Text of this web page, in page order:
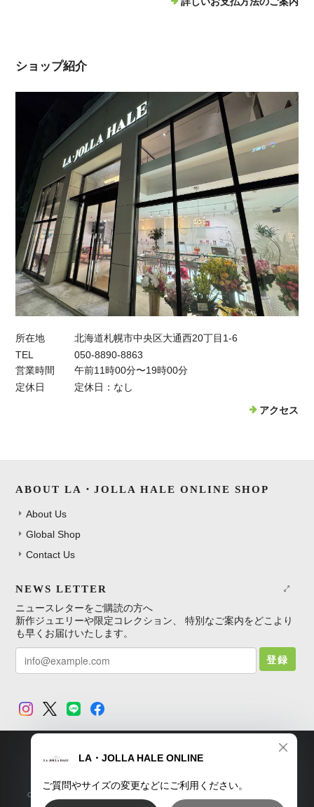
ショップ紹介
所在地
北海道札幌市中央区大通西20丁目1-6
TEL
050-8890-8863
営業時間
午前11時00分〜19時00分
定休日
定休日：なし
アクセス
ABOUT LA・JOLLA HALE ONLINE SHOP
About Us
Global Shop
Contact Us
NEWS LETTER
ニュースレターをご購読の方へ
新作ジュエリーや限定コレクション、 特別なご案内をどこより
も早くお届けいたします。
登録
TOP プライバシーポリシー 特定商取引法に基づく表記
Copyright © LA・JOLLA HALE ONLINE SHOP. All Rights Reserved.